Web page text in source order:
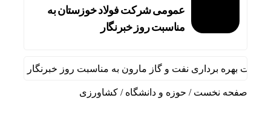
عمومی شرکت فولاد خوزستان به
مناسبت روز خبرنگار
بهره برداری نفت و گاز مارون به مناسبت روز خبرنگار
صفحه نخست / حوزه و دانشگاه / کشاورزی